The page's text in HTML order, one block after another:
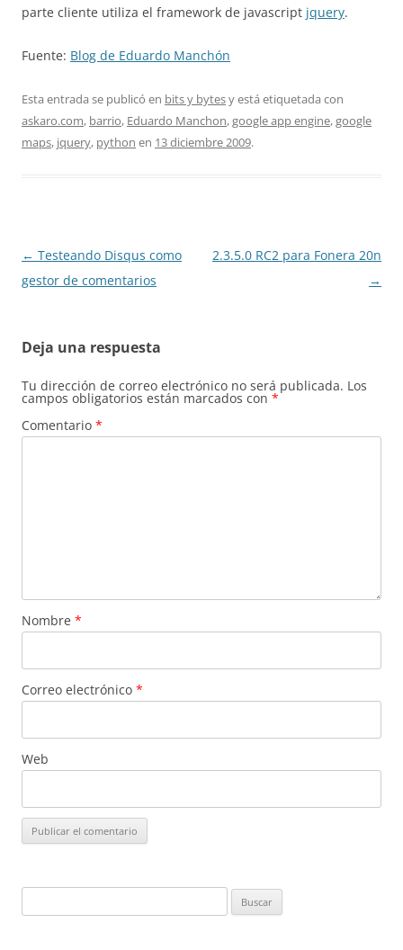
parte cliente utiliza el framework de javascript jquery.
Fuente: Blog de Eduardo Manchón
Esta entrada se publicó en bits y bytesy está etiquetada con
askaro.com, barrio, Eduardo Manchon,google app engine,google
maps, jquery, python en 13 diciembre 2009.
Navegación
de
← Testeando Disqus como
gestor de comentarios
2.3.5.0 RC2 para Fonera 20n
→
Deja una respuesta
Tu dirección de correo electrónico no será publicada. Los
campos obligatorios están marcados con *
Comentario *
Nombre *
Correo electrónico *
Web